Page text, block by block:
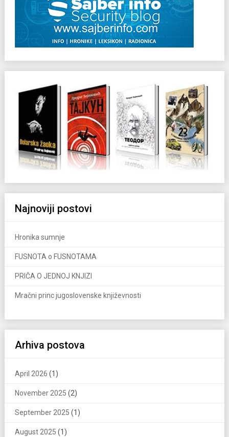
Najnoviji postovi
Hronika sumnje
FUSNOTA o FUSNOTAMA
PRIČA O JEDNOJ KNJIZI
Mračni princ jugoslovenske književnosti
Arhiva postova
April 2026 (1)
November 2025 (2)
September 2025 (1)
August 2025 (1)